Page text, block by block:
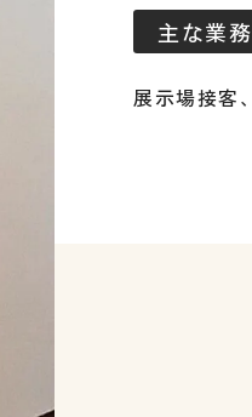
主な業
展示場接客